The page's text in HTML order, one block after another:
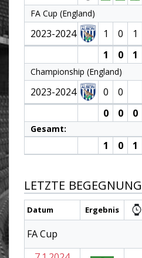
FA Cup (England)
2023-2024 1 0 1
1
0 1
Championship (England)
2023-2024 0 0
0
0 0
Gesamt:
1 0 1
LETZTE
Datum Ergebnis
FA Cup